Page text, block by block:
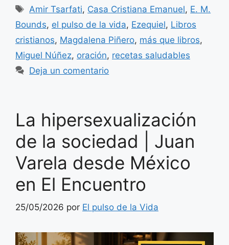
Etiquetas
Amir Tsarfati, Casa Cristiana Emanuel, E. M.
Bounds, el pulso de la vida, Ezequiel, Libros
cristianos, Magdalena Piñero, más que libros,
Miguel Núñez, oración, recetas saludables
Deja un comentario
La hipersexualización
de la sociedad | Juan
Varela desde México
en El Encuentro
25/05/2026 por El pulso de la Vida